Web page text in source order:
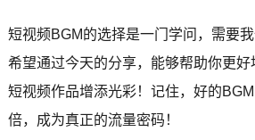
短视频BGM的选择是一门学问，需要我
希望通过今天的分享，能够帮助你更
短视频作品增添光彩！记住，好的
倍，成为真正的流量密码！